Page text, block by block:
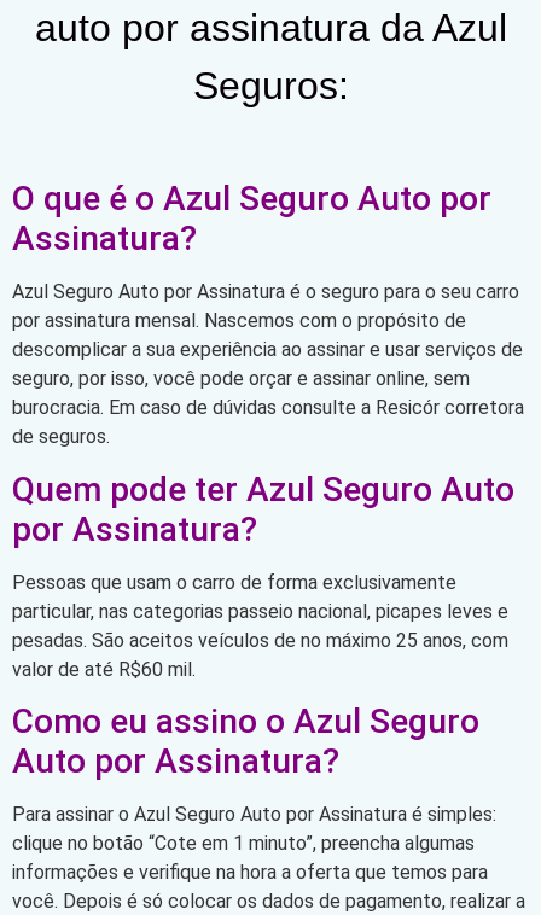
auto por assinatura da Azul
Seguros:
O que é o Azul Seguro Auto por
Assinatura?
Azul Seguro Auto por Assinatura é o seguro para o seu carro
por assinatura mensal. Nascemos com o propósito de
descomplicar a sua experiência ao assinar e usar serviços de
seguro, por isso, você pode orçar e assinar online, sem
burocracia. Em caso de dúvidas consulte a Resicór corretora
de seguros.
Quem pode ter Azul Seguro Auto
por Assinatura?
Pessoas que usam o carro de forma exclusivamente
particular, nas categorias passeio nacional, picapes leves e
pesadas. São aceitos veículos de no máximo 25 anos, com
valor de até R$60 mil.
Como eu assino o Azul Seguro
Auto por Assinatura?
Para assinar o Azul Seguro Auto por Assinatura é simples:
clique no botão “Cote em 1 minuto”, preencha algumas
informações e verifique na hora a oferta que temos para
você. Depois é só colocar os dados de pagamento, realizar a